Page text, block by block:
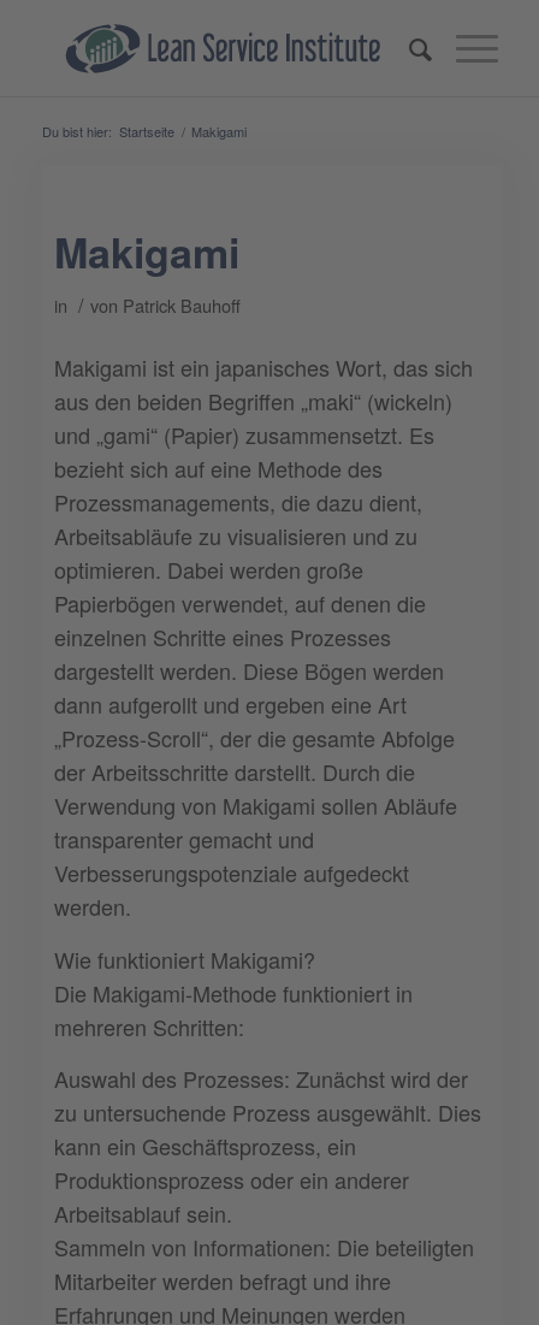
Du bist hier: Startseite / Makigami
Makigami
in / von Patrick Bauhoff
Makigami ist ein japanisches Wort, das sich
aus den beiden Begriffen „maki“ (wickeln)
und „gami“ (Papier) zusammensetzt. Es
bezieht sich auf eine Methode des
Prozessmanagements, die dazu dient,
Arbeitsabläufe zu visualisieren und zu
optimieren. Dabei werden große
Papierbögen verwendet, auf denen die
einzelnen Schritte eines Prozesses
dargestellt werden. Diese Bögen werden
dann aufgerollt und ergeben eine Art
„Prozess-Scroll“, der die gesamte Abfolge
der Arbeitsschritte darstellt. Durch die
Verwendung von Makigami sollen Abläufe
transparenter gemacht und
Verbesserungspotenziale aufgedeckt
werden.
Wie funktioniert Makigami?
Die Makigami-Methode funktioniert in
mehreren Schritten:
Auswahl des Prozesses: Zunächst wird der
zu untersuchende Prozess ausgewählt. Dies
kann ein Geschäftsprozess, ein
Produktionsprozess oder ein anderer
Arbeitsablauf sein.
Sammeln von Informationen: Die beteiligten
Mitarbeiter werden befragt und ihre
Erfahrungen und Meinungen werden